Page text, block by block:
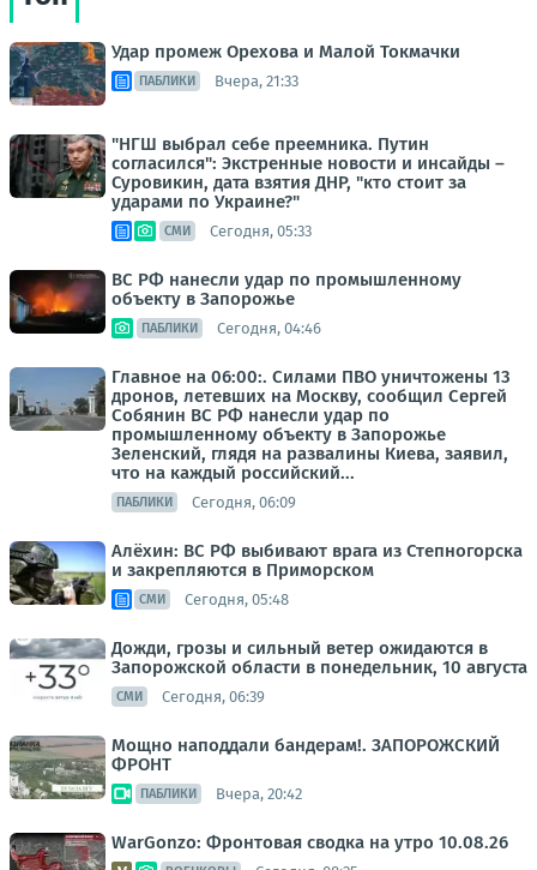
Удар промеж Орехова и Малой Токмачки
ПАБЛИКИ Вчера, 21:33
"НГШ выбрал себе преемника. Путин
согласился": Экстренные новости и инсайды –
Суровикин, дата взятия ДНР, "кто стоит за
ударами по Украине?"
СМИ Сегодня, 05:33
ВС РФ нанесли удар по промышленному
объекту в Запорожье
ПАБЛИКИ Сегодня, 04:46
Главное на 06:00:. Силами ПВО уничтожены 13
дронов, летевших на Москву, сообщил Сергей
Собянин ВС РФ нанесли удар по
промышленному объекту в Запорожье
Зеленский, глядя на развалины Киева, заявил,
что на каждый российский...
ПАБЛИКИ Сегодня, 06:09
Алёхин: ВС РФ выбивают врага из Степногорска
и закрепляются в Приморском
СМИ Сегодня, 05:48
Дожди, грозы и сильный ветер ожидаются в
Запорожской области в понедельник, 10 августа
СМИ Сегодня, 06:39
Мощно наподдали бандерам!. ЗАПОРОЖСКИЙ
ФРОНТ
ПАБЛИКИ Вчера, 20:42
WarGonzo: Фронтовая сводка на утро 10.08.26